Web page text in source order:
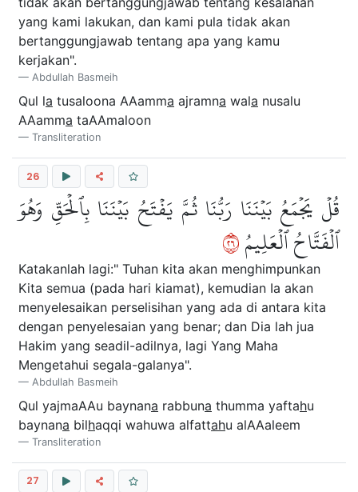
yang kami lakukan, dan kami pula tidak akan
bertanggungjawab tentang apa yang kamu
kerjakan".
Abdullah Basmeih
Qul la tusaloona AAamma ajramna wala nusalu
AAamma taAAmaloon
Transliteration
26
قُلۡ يَجۡمَعُ بَيۡنَنَا رَبُّنَا ثُمَّ يَفۡتَحُ بَيۡنَنَا بِٱلۡحَقِّ وَهُوَ
ٱلۡفَتَّاحُ ٱلۡعَلِيمُ٦٢
Katakanlah lagi:" Tuhan kita akan menghimpunkan
Kita semua (pada hari kiamat), kemudian Ia akan
menyelesaikan perselisihan yang ada di antara kita
dengan penyelesaian yang benar; dan Dia lah jua
Hakim yang seadil-adilnya, lagi Yang Maha
Mengetahui segala-galanya".
Abdullah Basmeih
Qul yajmaAAu baynana rabbuna thumma yaftahu
baynana bilhaqqi wahuwa alfattahu alAAaleem
Transliteration
27